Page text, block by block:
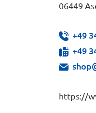
06449
+49
+49
https://